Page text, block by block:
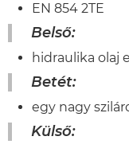
EN 854 2TE
Belső:
hidraulika olaj
Betét:
egy nagy
Külső: